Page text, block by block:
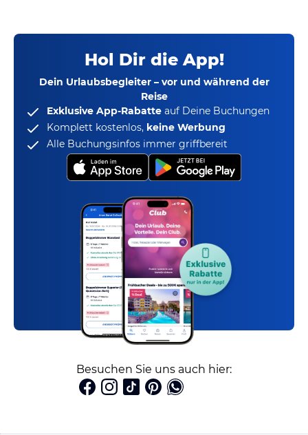
Hol Dir die App!
Dein Urlaubsbegleiter – vor und während der
Reise
Exklusive App-Rabatte auf Deine Buchungen
Komplett kostenlos, keine Werbung
Alle Buchungsinfos immer griffbereit
Besuchen Sie uns auch hier: